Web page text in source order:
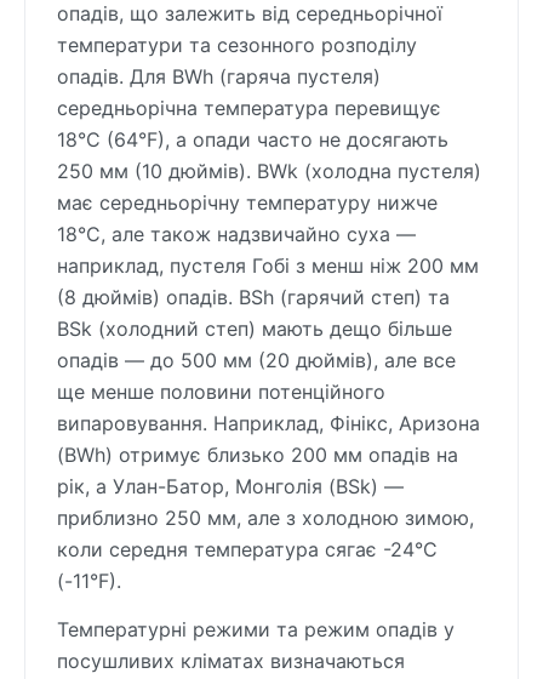
опадів, що залежить від середньорічної
температури та сезонного розподілу
опадів. Для BWh (гаряча пустеля)
середньорічна температура перевищує
18°C (64°F), а опади часто не досягають
250 мм (10 дюймів). BWk (холодна пустеля)
має середньорічну температуру нижче
18°C, але також надзвичайно суха —
наприклад, пустеля Гобі з менш ніж 200 мм
(8 дюймів) опадів. BSh (гарячий степ) та
BSk (холодний степ) мають дещо більше
опадів — до 500 мм (20 дюймів), але все
ще менше половини потенційного
випаровування. Наприклад, Фінікс, Аризона
(BWh) отримує близько 200 мм опадів на
рік, а Улан-Батор, Монголія (BSk) —
приблизно 250 мм, але з холодною зимою,
коли середня температура сягає -24°C
(-11°F).
Температурні режими та режим опадів у
посушливих кліматах визначаються